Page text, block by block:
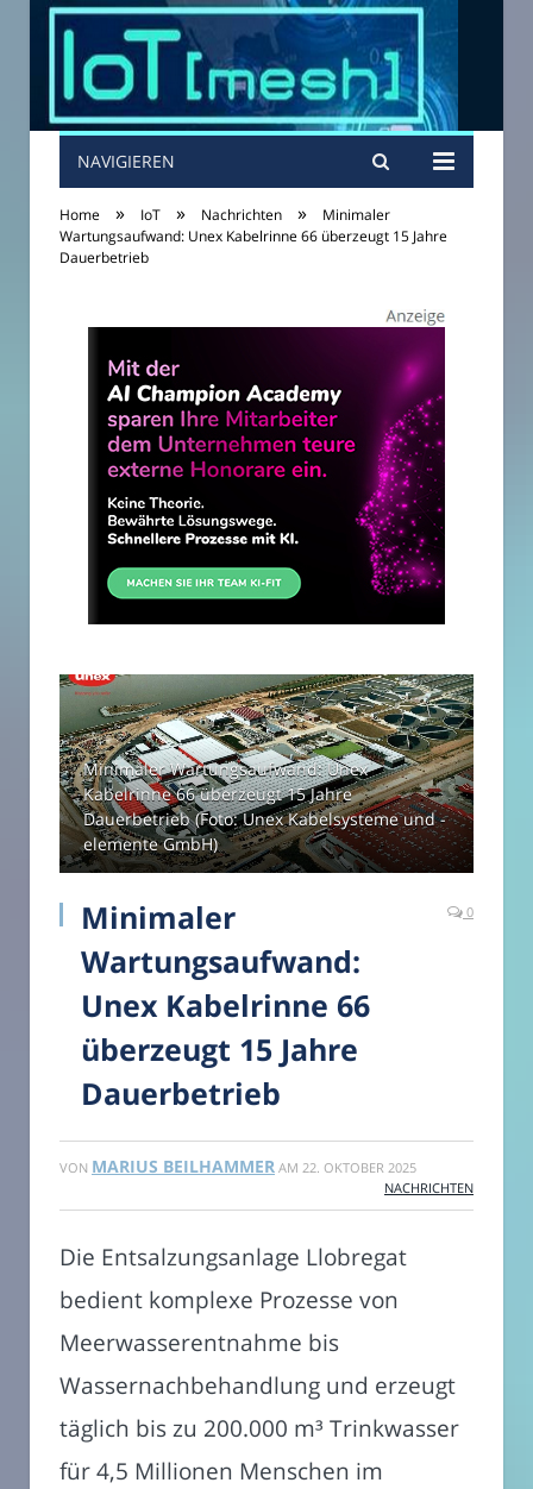
NAVIGIEREN
Home » IoT » Nachrichten »
Minimaler
Wartungsaufwand: Unex Kabelrinne 66 überzeugt 15 Jahre
Dauerbetrieb
Minimaler Wartungsaufwand: Unex
Kabelrinne 66 überzeugt 15 Jahre
Dauerbetrieb (Foto: Unex Kabelsysteme und -
elemente GmbH)
Minimaler
Wartungsaufwand:
Unex Kabelrinne 66
überzeugt 15 Jahre
Dauerbetrieb
0
VON MARIUS BEILHAMMER AM 22. OKTOBER 2025
NACHRICHTEN
Die Entsalzungsanlage Llobregat
bedient komplexe Prozesse von
Meerwasserentnahme bis
Wassernachbehandlung und erzeugt
täglich bis zu 200.000 m³ Trinkwasser
für 4,5 Millionen Menschen im